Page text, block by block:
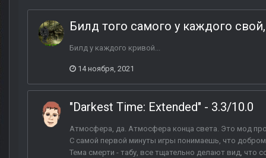
Билд того самого у каждого
Билд у каждого кривой...
14 ноября, 2021
"Darkest Time: Extended" - 3.3/10.0
Атмосфера, да. Атмосфера конца света. Это мод
С самой первой минуты игры понимаешь, что
Тема смерти - табу, все тщательно делают вид, что